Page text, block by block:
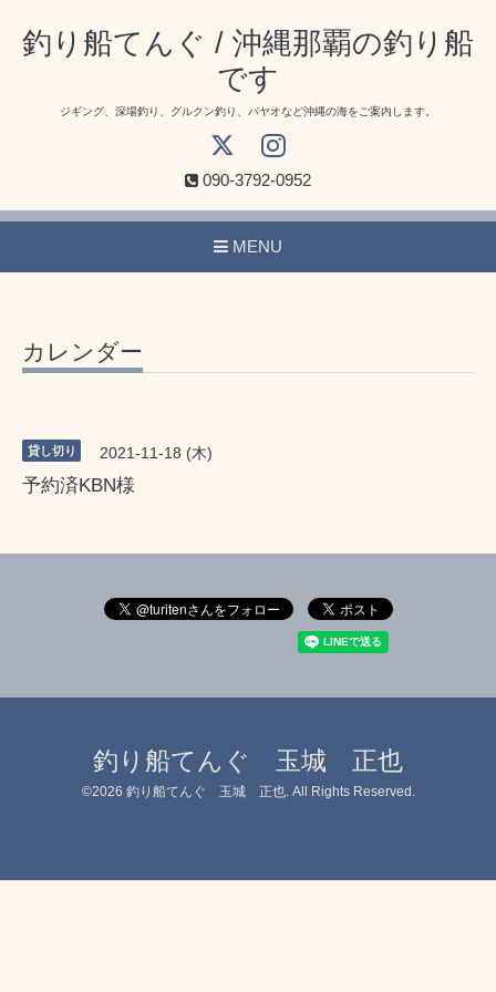
釣り船てんぐ / 沖縄那覇の釣り船
です
ジギング、深場釣り、グルクン釣り、パヤオなど沖縄の海をご案内します。
090-3792-0952
MENU
カレンダー
貸し切り 2021-11-18 (木)
予約済KBN様
釣り船てんぐ 玉城 正也
©2026 釣り船てんぐ 玉城 正也. All Rights Reserved.